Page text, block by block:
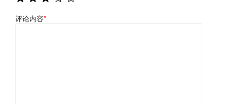
评论内容*